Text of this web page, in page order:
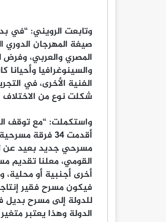
صيغة المهرجان
المصري والعربي،
والسينوغرافيا
الفنية الأخرى، في
شكلت نوع من
أقدمت ٣٤ فرقة
مسرحي جديد بعيد عن
القومي، معلنا تقديم
أخرى أجنبية أو
فيكون مسرح فقير
للدولة إلى مسرح بديل
الدولة وهذا يعتبر